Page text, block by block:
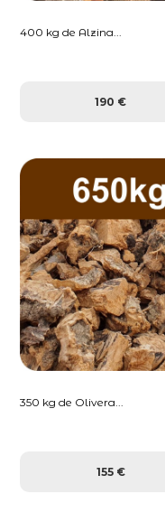
400 kg de Alzina...
190 €
350 kg de Olivera...
155 €